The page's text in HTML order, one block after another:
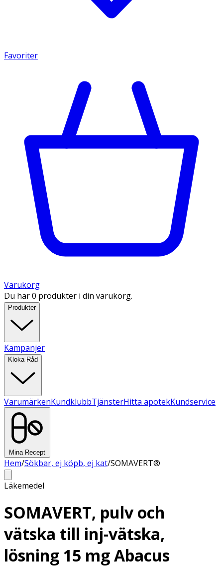
Favoriter
Varukorg
Du har 0 produkter i din varukorg.
Produkter
Kampanjer
Kloka Råd
VarumärkenKundklubbTjänsterHitta apotekKundservice
Mina Recept
Hem/Sökbar, ej köpb, ej kat/SOMAVERT®
Läkemedel
SOMAVERT, pulv och
vätska till inj-vätska,
lösning 15 mg Abacus